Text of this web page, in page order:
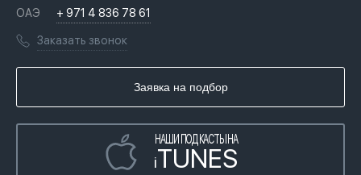
Переезд в Дубай, ОАЭ
Гражданство ОАЭ
Вопросы и ответы
Книги
Инфографика
Лицензии
Агентство недвижимости
ОАЭ + 971 4 836 78 61
Заказать звонок
Заявка на подбор
НАШИ ПОДКАСТЫ НА
iTUNES